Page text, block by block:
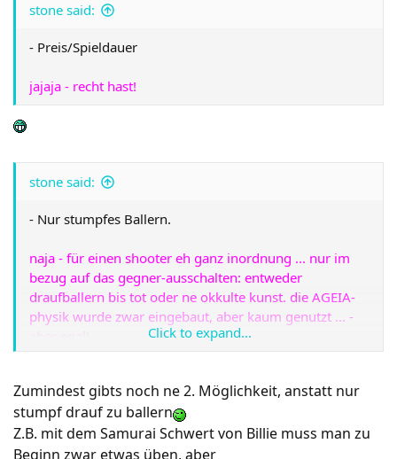
stone said:
- Preis/Spieldauer
jajaja - recht hast!
stone said:
- Nur stumpfes Ballern.
naja - für einen shooter eh ganz inordnung ... nur im
bezug auf das gegner-ausschalten: entweder
draufballern bis tot oder ne okkulte kunst. die AGEIA-
physik wurde zwar eingebaut, aber kaum genutzt ... -
Click to expand...
Zumindest gibts noch ne 2. Möglichkeit, anstatt nur
stumpf drauf zu ballern
Z.B. mit dem Samurai Schwert von Billie muss man zu
Beginn zwar etwas üben, aber